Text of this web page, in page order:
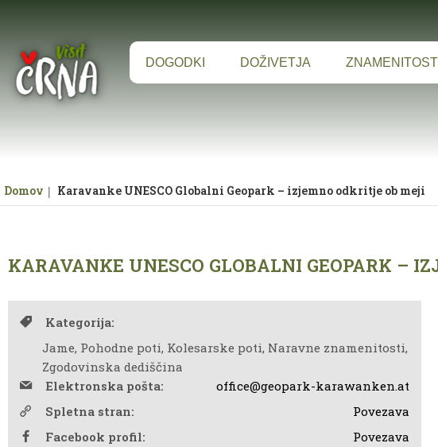
DOGODKI DOŽIVETJA ZNAMENITOSTI
Domov Karavanke UNESCO Globalni Geopark – izjemno odkritje ob meji
KARAVANKE UNESCO GLOBALNI GEOPARK –
Kategorija:
Jame, Pohodne poti, Kolesarske poti, Naravne znamenitosti,
Zgodovinska dediščina
Elektronska pošta:
office@geopark-karawanken.at
Spletna stran:
Povezava
Facebook profil:
Povezava
Za pričetek iskanja kliknite na puščico >